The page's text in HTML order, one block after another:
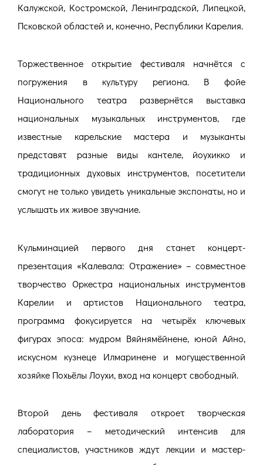
Калужской, Костромской, Ленинградской, Липецкой,
Псковской областей и, конечно, Республики Карелия.
Торжественное открытие фестиваля начнётся с
погружения в культуру региона. В фойе
Национального театра развернётся выставка
национальных музыкальных инструментов, где
известные карельские мастера и музыканты
представят разные виды кантеле, йоухикко и
традиционных духовых инструментов, посетители
смогут не только увидеть уникальные экспонаты, но и
услышать их живое звучание.
Кульминацией первого дня станет концерт-
презентация «Калевала: Отражение» – совместное
творчество Оркестра национальных инструментов
Карелии и артистов Национального театра,
программа фокусируется на четырёх ключевых
фигурах эпоса: мудром Вяйнямёйнене, юной Айно,
искусном кузнеце Илмаринене и могущественной
хозяйке Похьёлы Лоухи, вход на концерт свободный.
Второй день фестиваля откроет творческая
лаборатория – методический интенсив для
специалистов, участников ждут лекции и мастер-